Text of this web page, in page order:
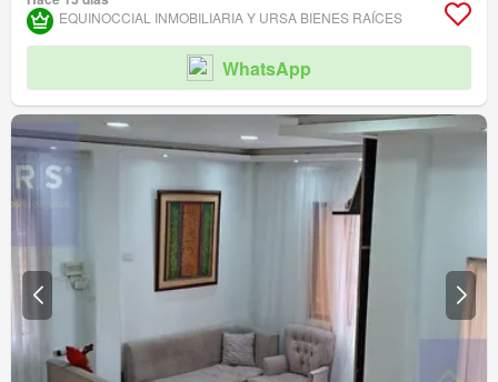
EQUINOCCIAL INMOBILIARIA Y URSA BIENES RAÍCES
WhatsApp